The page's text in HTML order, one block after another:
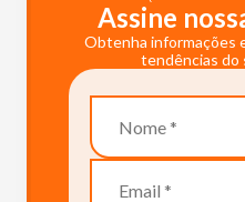
Assine
Obtenha informações
tendências do